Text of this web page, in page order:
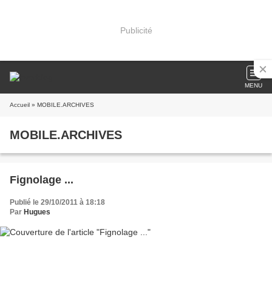
Publicité
MENU
Accueil » MOBILE.ARCHIVES
MOBILE.ARCHIVES
Fignolage ...
Publié le 29/10/2011 à 18:18
Par Hugues